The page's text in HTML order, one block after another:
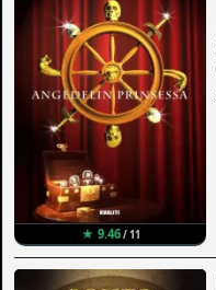
★ 9.46/ 11